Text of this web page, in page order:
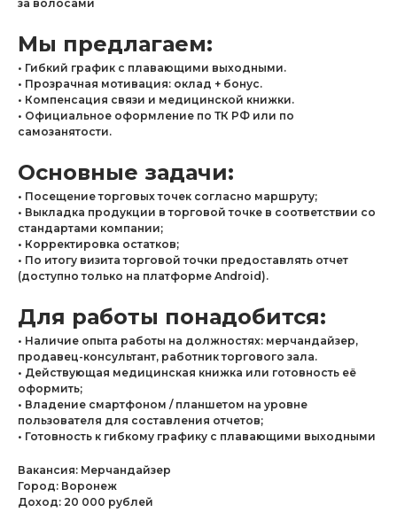
за волосами
Мы предлагаем:
• Гибкий график с плавающими выходными.
• Прозрачная мотивация: оклад + бонус.
• Компенсация связи и медицинской книжки.
• Официальное оформление по ТК РФ или по
самозанятости.
Основные задачи:
• Посещение торговых точек согласно маршруту;
• Выкладка продукции в торговой точке в соответствии со
стандартами компании;
• Корректировка остатков;
• По итогу визита торговой точки предоставлять отчет
(доступно только на платформе Android).
Для работы понадобится:
• Наличие опыта работы на должностях: мерчандайзер,
продавец-консультант, работник торгового зала.
• Действующая медицинская книжка или готовность её
оформить;
• Владение смартфоном / планшетом на уровне
пользователя для составления отчетов;
• Готовность к гибкому графику с плавающими выходными
Вакансия: Мерчандайзер
Город: Воронеж
Доход: 20 000 рублей